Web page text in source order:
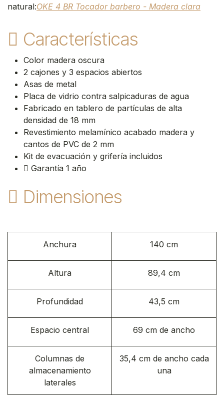
natural:OKE 4 BR Tocador barbero - Madera clara
Características
Color madera oscura
2 cajones y 3 espacios abiertos
Asas de metal
Placa de vidrio contra salpicaduras de agua
Fabricado en tablero de partículas de alta
densidad de 18 mm
Revestimiento melamínico acabado madera y
cantos de PVC de 2 mm
Kit de evacuación y grifería incluidos
Garantía 1 año
Dimensiones
Anchura 140 cm
Altura 89,4 cm
Profundidad 43,5 cm
Espacio central 69 cm de ancho
Columnas de
almacenamiento
laterales
35,4 cm de ancho cada
una